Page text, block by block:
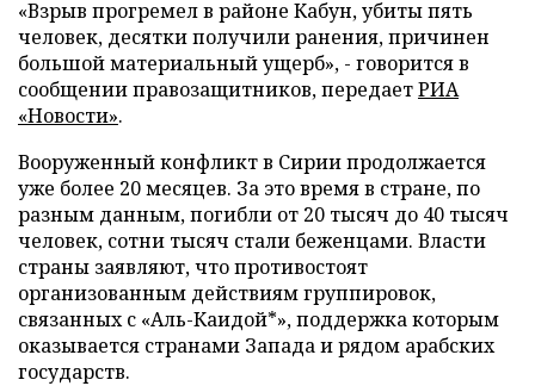
«Взрыв прогремел в районе Кабун, убиты пять
человек, десятки получили ранения, причинен
большой материальный ущерб», - говорится в
сообщении правозащитников, передаетРИА
«Новости».
Вооруженный конфликт в Сирии продолжается
уже более 20 месяцев. За это время в стране, по
разным данным, погибли от 20 тысяч до 40 тысяч
человек, сотни тысяч стали беженцами. Власти
страны заявляют, что противостоят
организованным действиям группировок,
связанных с «Аль-Каидой*», поддержка которым
оказывается странами Запада и рядом арабских
государств.